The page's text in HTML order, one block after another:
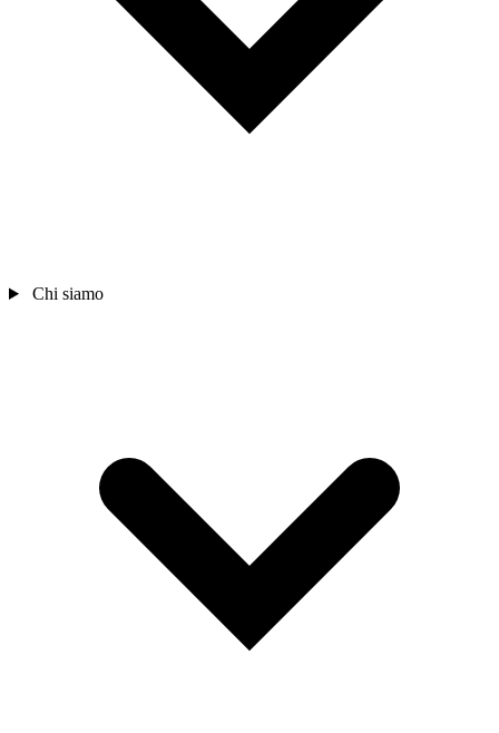
Chi siamo